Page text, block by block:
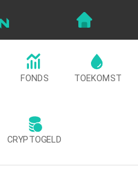
FONDS TOEKOMST
CRYPTOGELD